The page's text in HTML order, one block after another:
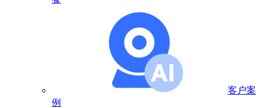
客户案
例